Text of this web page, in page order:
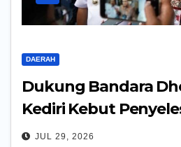
DAERAH
Dukung Bandara
Kediri Kebut
Dua Ruas Tol
JUL 29, 2026